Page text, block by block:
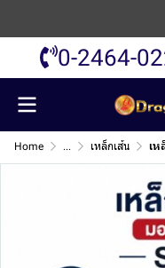
0-2464-
Home ... เหล็กเส้น เห